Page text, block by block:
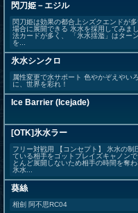
閃刀姫－エジル
閃刀姫は効果の都合上シズクエンドが
場合に展開できる 氷水を採用してみま
法カードが多く、 「氷水揺濫」はター
を...
氷水シンクロ
属性変更で水サポート 色やかぞえやい
に、世界を彩れ！
Ice Barrier (Icejade)
[OTK]氷水ラー
フリー対戦用 【コンセプト】 氷水の制
ている相手をゴットブレイズキャノン
とんど展開しないため相手の時間を奪
氷水...
葵絲
相劍 阿不思RC04